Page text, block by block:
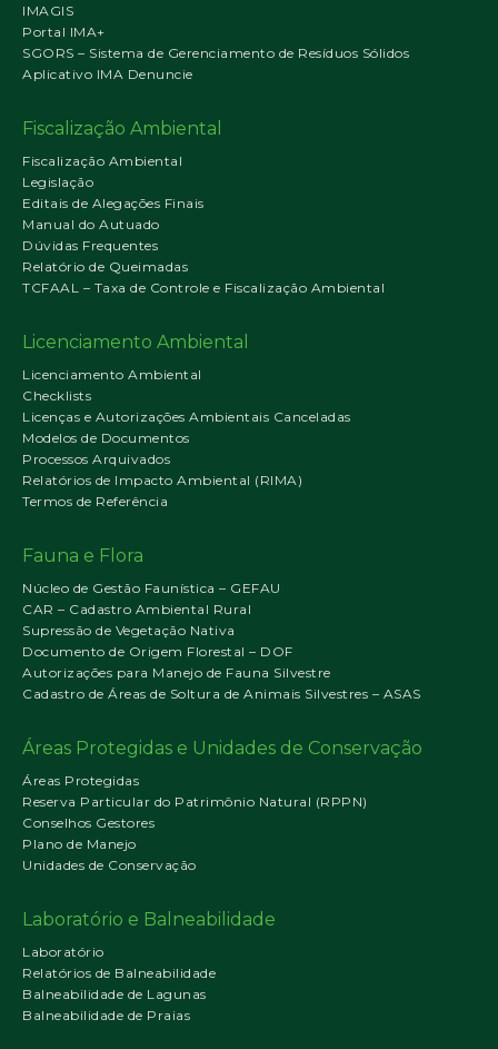
IMAGIS
Portal IMA+
SGORS – Sistema de Gerenciamento de Resíduos Sólidos
Aplicativo IMA Denuncie
Fiscalização Ambiental
Fiscalização Ambiental
Legislação
Editais de Alegações Finais
Manual do Autuado
Dúvidas Frequentes
Relatório de Queimadas
TCFAAL – Taxa de Controle e Fiscalização Ambiental
Licenciamento Ambiental
Licenciamento Ambiental
Checklists
Licenças e Autorizações Ambientais Canceladas
Modelos de Documentos
Processos Arquivados
Relatórios de Impacto Ambiental (RIMA)
Termos de Referência
Fauna e Flora
Núcleo de Gestão Faunística – GEFAU
CAR – Cadastro Ambiental Rural
Supressão de Vegetação Nativa
Documento de Origem Florestal – DOF
Autorizações para Manejo de Fauna Silvestre
Cadastro de Áreas de Soltura de Animais Silvestres – ASAS
Áreas Protegidas e Unidades de Conservação
Áreas Protegidas
Reserva Particular do Patrimônio Natural (RPPN)
Conselhos Gestores
Plano de Manejo
Unidades de Conservação
Laboratório e Balneabilidade
Laboratório
Relatórios de Balneabilidade
Balneabilidade de Lagunas
Balneabilidade de Praias